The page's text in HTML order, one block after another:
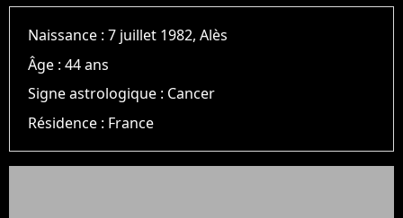
Naissance :7 juillet 1982, Alès
Âge :44 ans
Signe astrologique : Cancer
Résidence : France